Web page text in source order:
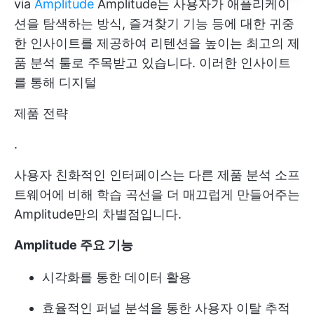
via Amplitude Amplitude는 사용자가 애플리케이
션을 탐색하는 방식, 즐겨찾기 기능 등에 대한 귀중
한 인사이트를 제공하여 리텐션을 높이는 최고의 제
품 분석 툴로 주목받고 있습니다. 이러한 인사이트
를 통해 디지털
제품 전략
.
사용자 친화적인 인터페이스는 다른 제품 분석 소프
트웨어에 비해 학습 곡선을 더 매끄럽게 만들어주는
Amplitude만의 차별점입니다.
Amplitude 주요 기능
시각화를 통한 데이터 활용
효율적인 퍼널 분석을 통한 사용자 이탈 추적